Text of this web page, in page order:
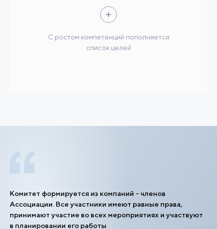
С ростом компетенций пополняется
список целей
Комитет формируется из компаний - членов
Ассоциации. Все участники имеют равные права,
принимают участие во всех мероприятияx и участвуют
в планировании его работы